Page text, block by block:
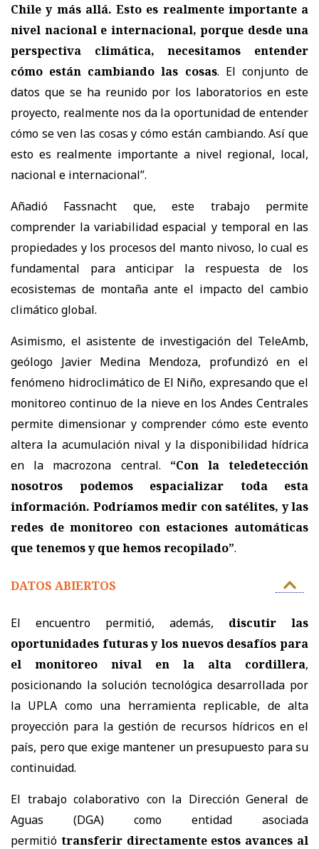
Chile y más allá. Esto es realmente importante a
nivel nacional e internacional, porque desde una
perspectiva climática, necesitamos entender
cómo están cambiando las cosas. El conjunto de
datos que se ha reunido por los laboratorios en este
proyecto, realmente nos da la oportunidad de entender
cómo se ven las cosas y cómo están cambiando. Así que
esto es realmente importante a nivel regional, local,
nacional e internacional”.
Añadió Fassnacht que, este trabajo permite
comprender la variabilidad espacial y temporal en las
propiedades y los procesos del manto nivoso, lo cual es
fundamental para anticipar la respuesta de los
ecosistemas de montaña ante el impacto del cambio
climático global.
Asimismo, el asistente de investigación del TeleAmb,
geólogo Javier Medina Mendoza, profundizó en el
fenómeno hidroclimático de El Niño, expresando que el
monitoreo continuo de la nieve en los Andes Centrales
permite dimensionar y comprender cómo este evento
altera la acumulación nival y la disponibilidad hídrica
en la macrozona central.
“Con la teledetección
nosotros podemos espacializar toda esta
información. Podríamos medir con satélites, y las
redes de monitoreo con estaciones automáticas
que tenemos y que hemos recopilado”.
DATOS ABIERTOS
El encuentro permitió, además,
discutir las
oportunidades futuras y los nuevos desafíos para
el monitoreo nival en la alta cordillera,
posicionando la solución tecnológica desarrollada por
la UPLA como una herramienta replicable, de alta
proyección para la gestión de recursos hídricos en el
país, pero que exige mantener un presupuesto para su
continuidad.
El trabajo colaborativo con la Dirección General de
Aguas (DGA) como entidad asociada
permitió transferir directamente estos avances al